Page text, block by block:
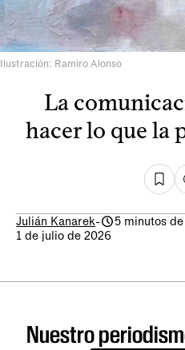
Ilustración: Ramiro Alonso
La
hacer lo que la
Julián Kanarek-
5 minutos
1 de julio de 2026
Nuestro